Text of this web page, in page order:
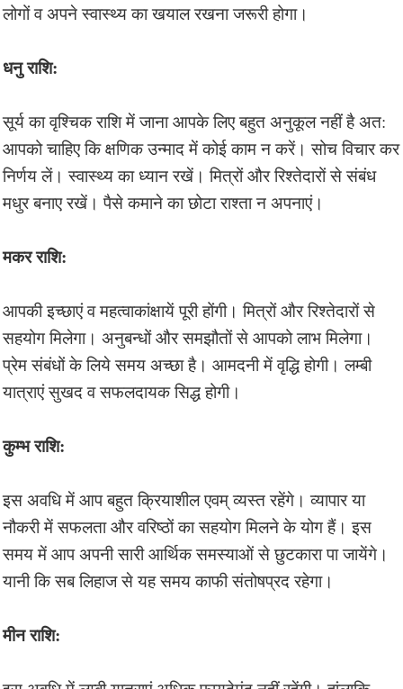
लोगों व अपने स्वास्थ्य का खयाल रखना जरूरी होगा।
धनु राशि:
सूर्य का वृश्चिक राशि में जाना आपके लिए बहुत अनुकूल नहीं है अत:
आपको चाहिए कि क्षणिक उन्माद में कोई काम न करें। सोच विचार कर
निर्णय लें। स्वास्थ्य का ध्यान रखें। मित्रों और रिश्तेदारों से संबंध
मधुर बनाए रखें। पैसे कमाने का छोटा राश्ता न अपनाएं।
मकर राशि:
आपकी इच्छाएं व महत्वाकांक्षायें पूरी होंगी। मित्रों और रिश्तेदारों से
सहयोग मिलेगा। अनुबन्धों और समझौतों से आपको लाभ मिलेगा।
प्रेम संबंधों के लिये समय अच्छा है। आमदनी में वृद्धि होगी। लम्बी
यात्राएं सुखद व सफलदायक सिद्ध होगी।
कुम्भ राशि:
इस अवधि में आप बहुत क्रियाशील एवम् व्यस्त रहेंगे। व्यापार या
नौकरी में सफलता और वरिष्ठों का सहयोग मिलने के योग हैं। इस
समय में आप अपनी सारी आर्थिक समस्याओं से छुटकारा पा जायेंगे।
यानी कि सब लिहाज से यह समय काफी संतोषप्रद रहेगा।
मीन राशि: